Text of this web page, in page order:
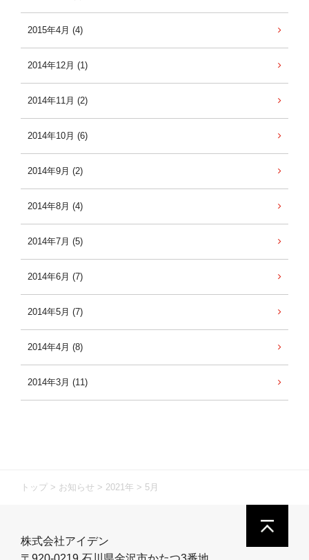
2015年4月 (4)
2014年12月 (1)
2014年11月 (2)
2014年10月 (6)
2014年9月 (2)
2014年8月 (4)
2014年7月 (5)
2014年6月 (7)
2014年5月 (7)
2014年4月 (8)
2014年3月 (11)
トップ > お知らせ > 2021年 > 5月
株式会社アイデン